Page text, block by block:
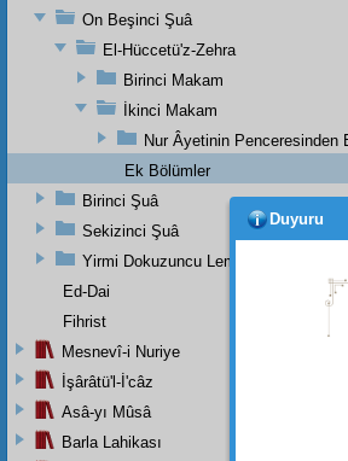
On Beşinci Şuâ
El-Hüccetü'z-Zehra
Birinci Makam
İkinci Makam
Nur Âyetinin
Ek Bölümler
Birinci Şuâ
Sekizinci Şuâ
Yirmi Dokuzuncu Lem'adan İkinci Bab
Ed-Dai
Fihrist
Mesnevî-i Nuriye
İşârâtü'l-İ'câz
Asâ-yı Mûsâ
Barla Lahikası
Duyuru